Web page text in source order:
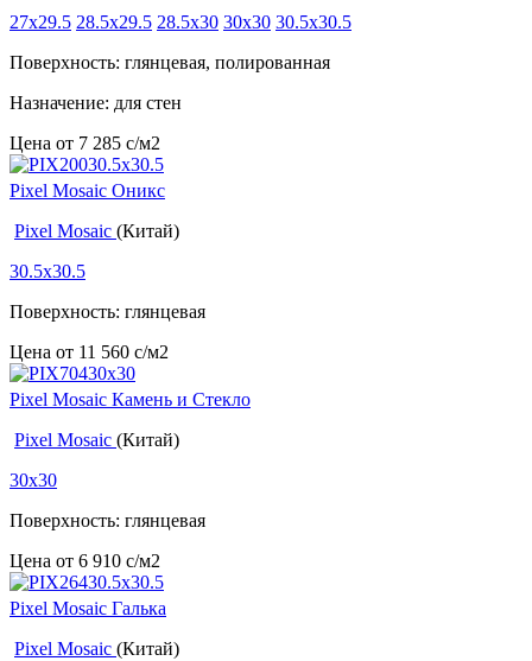
27x29.5 28.5x29.5 28.5x30 30x30 30.5x30.5
Поверхность: глянцевая, полированная
Назначение: для стен
Цена от 7 285 c/м2
Pixel Mosaic Оникс
Pixel Mosaic (Китай)
30.5x30.5
Поверхность: глянцевая
Цена от 11 560 c/м2
Pixel Mosaic Камень и Стекло
Pixel Mosaic (Китай)
30x30
Поверхность: глянцевая
Цена от 6 910 c/м2
Pixel Mosaic Галька
Pixel Mosaic (Китай)